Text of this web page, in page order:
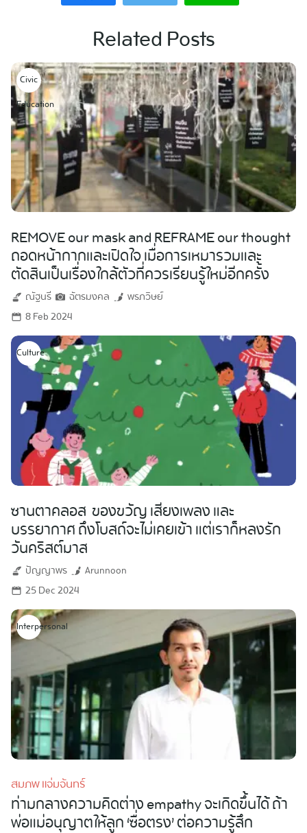
Related Posts
Civic
Education
REMOVE our mask and REFRAME our thought
ถอดหน้ากากและเปิดใจ เมื่อการเหมารวมและ
ตัดสินเป็นเรื่องใกล้ตัวที่ควรเรียนรู้ใหม่อีกครั้ง
ณัฐนรี ฉัตรมงคล
พรภวิษย์
8 Feb 2024
Culture
ซานตาคลอส ของขวัญ เสียงเพลง และ
บรรยากาศ ถึงโบสถ์จะไม่เคยเข้า แต่เราก็หลงรัก
วันคริสต์มาส
ปัญญาพร
Arunnoon
25 Dec 2024
Interpersonal
สมภพ แจ่มจันทร์
ท่ามกลางความคิดต่าง empathy จะเกิดขึ้นได้ ถ้า
พ่อแม่อนุญาตให้ลูก ‘ซื่อตรง’ ต่อความรู้สึก